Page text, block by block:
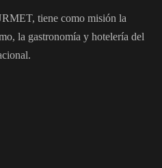
tiene como misión la
la gastronomía y hotelería del